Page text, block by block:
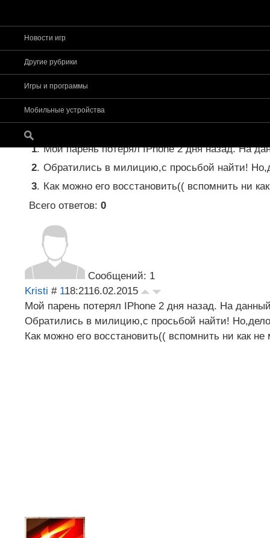
Новости игр
Другие рубрики
Игры и программы
Мобильные устройства
Страница
Форум app-s » Прочее » Вопрос - ответ.
Помогите! (Ни чего не получается()
Потеря айфона!!! Помогите!
??
1. Мой парень потерял IPhone 2 дня назад. На
2. Обратились в милицию,с просьбой найти!
3. Как можно его восстановить(( вспомнить ни
Всего ответов: 0
Сообщений: 1
Kristi # 118:2116.02.2015
Мой парень потерял IPhone 2 дня назад. На
Обратились в милицию,с просьбой найти!
Как можно его восстановить(( вспомнить ни как